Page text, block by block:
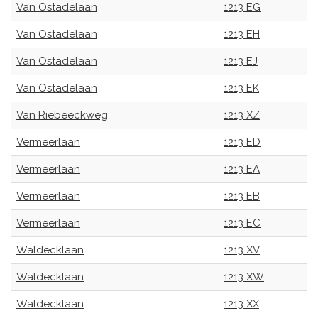
Van Ostadelaan 1213 EG
Van Ostadelaan 1213 EH
Van Ostadelaan 1213 EJ
Van Ostadelaan 1213 EK
Van Riebeeckweg 1213 XZ
Vermeerlaan 1213 ED
Vermeerlaan 1213 EA
Vermeerlaan 1213 EB
Vermeerlaan 1213 EC
Waldecklaan 1213 XV
Waldecklaan 1213 XW
Waldecklaan 1213 XX